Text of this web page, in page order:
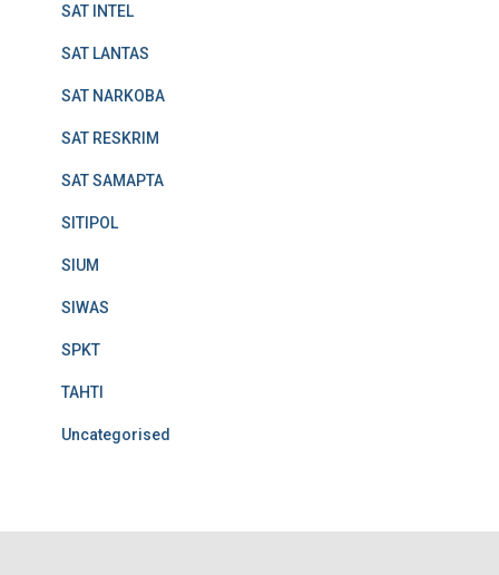
SAT INTEL
SAT LANTAS
SAT NARKOBA
SAT RESKRIM
SAT SAMAPTA
SITIPOL
SIUM
SIWAS
SPKT
TAHTI
Uncategorised